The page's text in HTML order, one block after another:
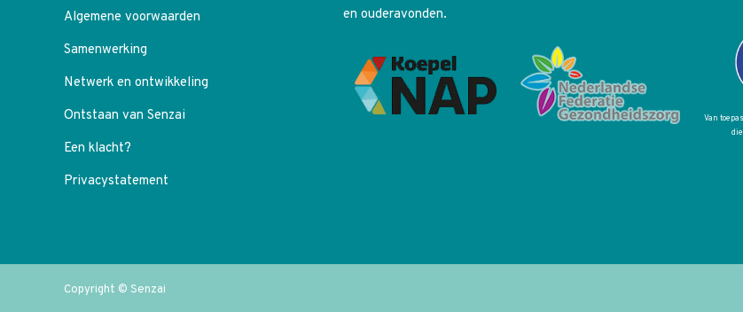
Algemene voorwaarden
Samenwerking
Netwerk en ontwikkeling
Ontstaan van Senzai
Een klacht?
Privacystatement
en ouderavonden.
Van
Copyright © Senzai